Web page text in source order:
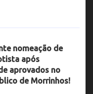
nomeação de
após
aprovados no
de Morrinhos!